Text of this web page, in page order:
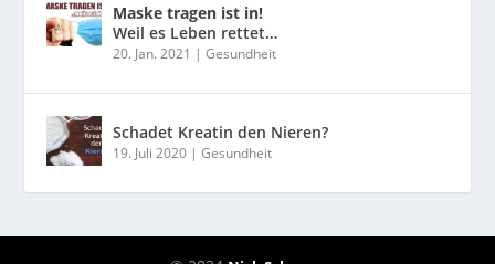
Maske tragen ist in!
Weil es Leben rettet…
20. Jan. 2021 |Gesundheit
Schadet Kreatin den Nieren?
19. Juli 2020 |Gesundheit